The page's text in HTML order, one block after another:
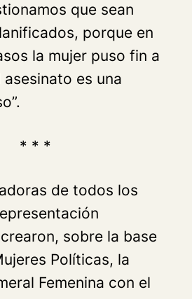
que sean
porque en
la mujer puso fin a
es una
* * *
de todos los
sobre la base
Políticas, la
Femenina con el